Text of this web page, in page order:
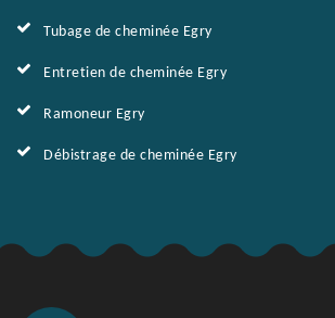
Tubage de cheminée Egry
Entretien de cheminée Egry
Ramoneur Egry
Débistrage de cheminée Egry